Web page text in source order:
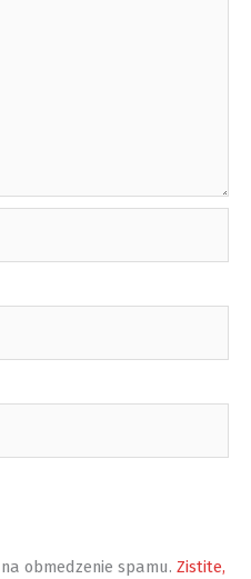
obmedzenie spamu. Zistite,